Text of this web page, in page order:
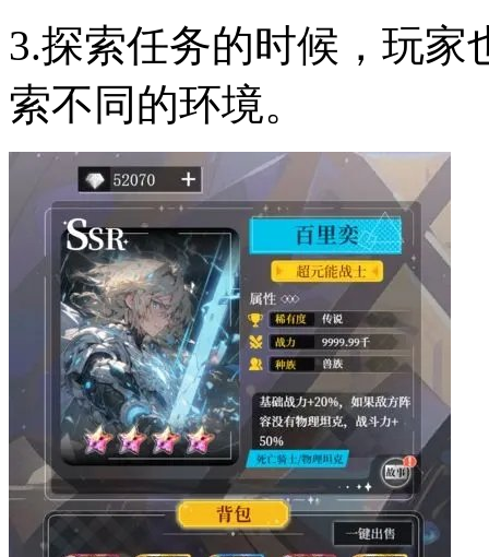
3.探索任务的时候，玩
索不同的环境。